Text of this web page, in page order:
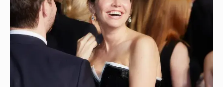
Марк Рош: "Кэтрин, принцесса Уэльская,
перенесла удаление матки и лечится от
рака толстого кишечника."
30